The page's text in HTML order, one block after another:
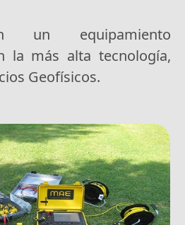
un equipamiento
la más alta tecnología,
Geofísicos.